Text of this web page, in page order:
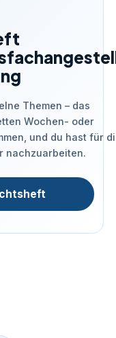
Themen – das
Wochen- oder
und du hast für
nachzuarbeiten.